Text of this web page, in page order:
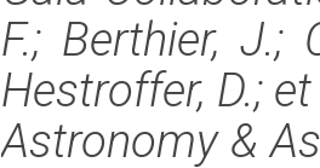
F.; Berthier, J.;
Hestroffer, D.;
Astronomy &